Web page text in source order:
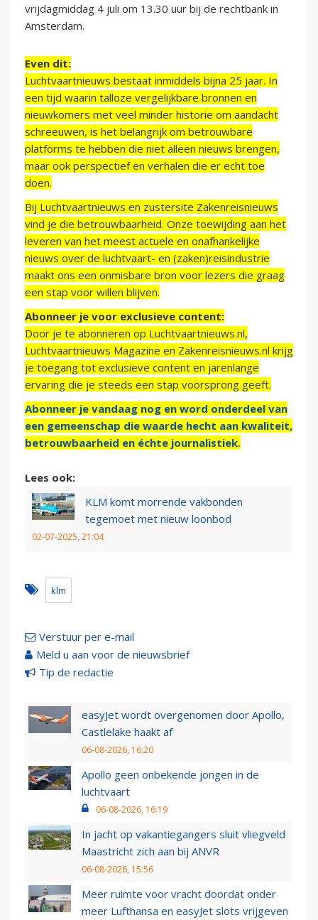
vrijdagmiddag 4 juli om 13.30 uur bij de rechtbank in
Amsterdam.
Even dit:
Luchtvaartnieuws bestaat inmiddels bijna 25 jaar. In
een tijd waarin talloze vergelijkbare bronnen en
nieuwkomers met veel minder historie om aandacht
schreeuwen, is het belangrijk om betrouwbare
platforms te hebben die niet alleen nieuws brengen,
maar ook perspectief en verhalen die er echt toe
doen.
Bij Luchtvaartnieuws en zustersite Zakenreisnieuws
vind je die betrouwbaarheid. Onze toewijding aan het
leveren van het meest actuele en onafhankelijke
nieuws over de luchtvaart- en (zaken)reisindustrie
maakt ons een onmisbare bron voor lezers die graag
een stap voor willen blijven.
Abonneer je voor exclusieve content:
Door je te abonneren op Luchtvaartnieuws.nl,
Luchtvaartnieuws Magazine en Zakenreisnieuws.nl krijg
je toegang tot exclusieve content en jarenlange
ervaring die je steeds een stap voorsprong geeft.
Abonneer je vandaag nog en word onderdeel van
een gemeenschap die waarde hecht aan kwaliteit,
betrouwbaarheid en échte journalistiek.
Lees ook:
KLM komt morrende vakbonden
tegemoet met nieuw loonbod
02-07-2025, 21:04
klm
Verstuur per e-mail
Meld u aan voor de nieuwsbrief
Tip de redactie
easyJet wordt overgenomen door Apollo,
Castlelake haakt af
06-08-2026, 16:20
Apollo geen onbekende jongen in de
luchtvaart
06-08-2026, 16:19
In jacht op vakantiegangers sluit vliegveld
Maastricht zich aan bij ANVR
06-08-2026, 15:56
Meer ruimte voor vracht doordat onder
meer Lufthansa en easyJet slots vrijgeven